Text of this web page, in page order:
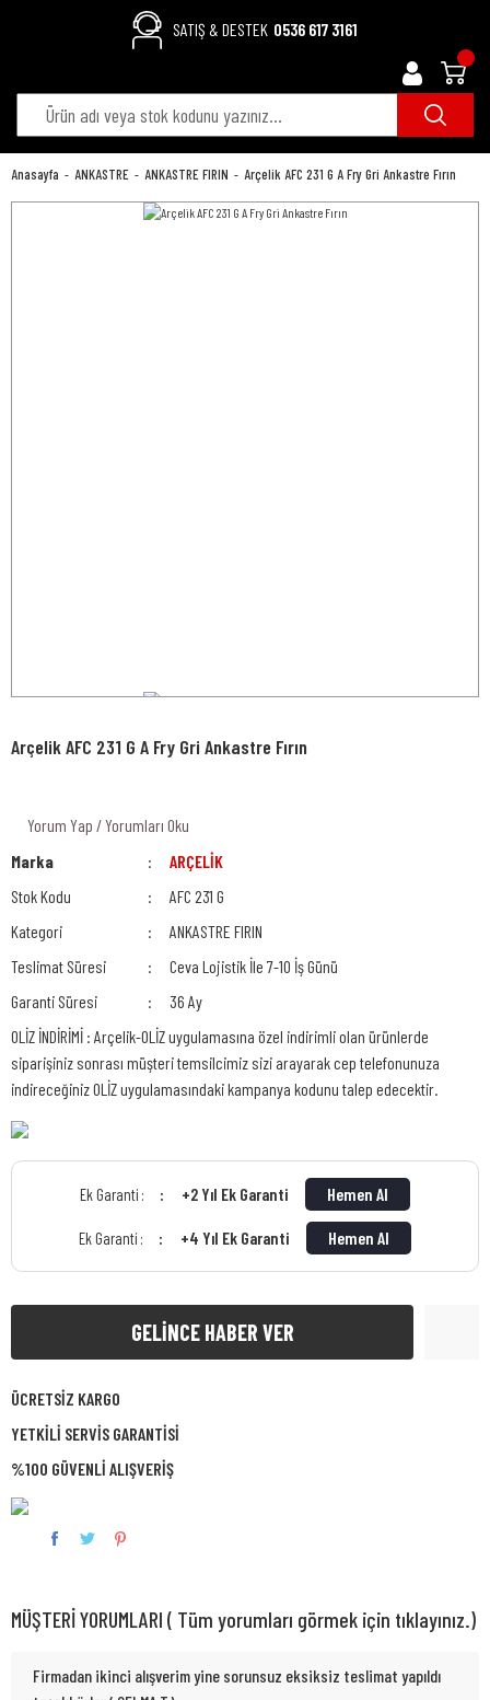
SATIŞ & DESTEK 0536 617 3161
Anasayfa ANKASTRE ANKASTRE FIRIN Arçelik AFC 231 G A Fry Gri Ankastre Fırın
Arçelik AFC 231 G A Fry Gri Ankastre Fırın
Yorum Yap / Yorumları Oku
Marka
ARÇELİK
Stok Kodu
AFC 231 G
Kategori
ANKASTRE FIRIN
Teslimat Süresi
Ceva Lojistik İle 7-10 İş Günü
Garanti Süresi
36 Ay
OLİZ İNDİRİMİ : Arçelik-OLİZ uygulamasına özel indirimli olan ürünlerde
siparişiniz sonrası müşteri temsilcimiz sizi arayarak cep telefonunuza
indireceğiniz OLİZ uygulamasındaki kampanya kodunu talep edecektir.
Ek Garanti : +2 Yıl Ek Garanti Hemen Al
Ek Garanti : +4 Yıl Ek Garanti Hemen Al
GELİNCE HABER VER
ÜCRETSİZ KARGO
YETKİLİ SERVİS GARANTİSİ
%100 GÜVENLİ ALIŞVERİŞ
MÜŞTERİ YORUMLARI ( Tüm yorumları görmek için tıklayınız.)
Firmadan ikinci alışverim yine sorunsuz eksiksiz teslimat yapıldı